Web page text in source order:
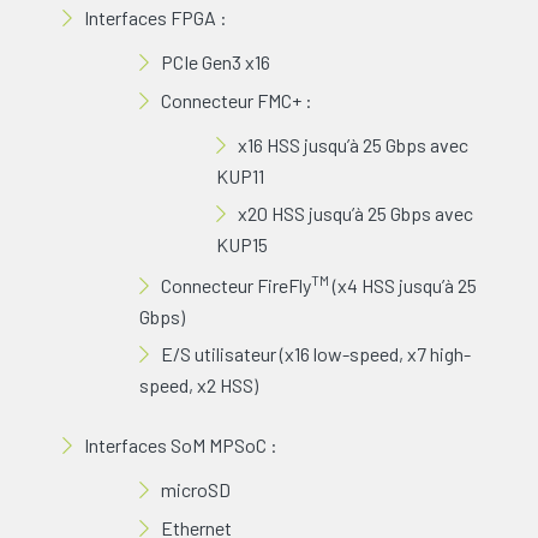
Interfaces FPGA :
PCIe Gen3 x16
Connecteur FMC+ :
x16 HSS jusqu’à 25 Gbps avec
KUP11
x20 HSS jusqu’à 25 Gbps avec
KUP15
Connecteur FireFlyTM (x4 HSS jusqu’à 25
Gbps)
E/S utilisateur (x16 low-speed, x7 high-
speed, x2 HSS)
Interfaces SoM MPSoC :
microSD
Ethernet